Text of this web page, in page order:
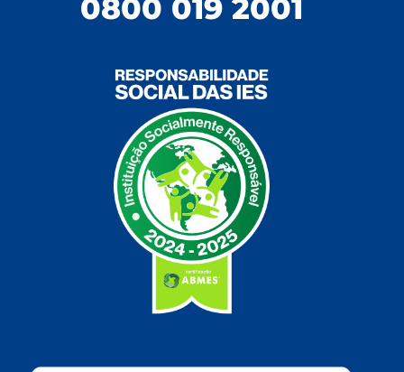
0800 019 2001